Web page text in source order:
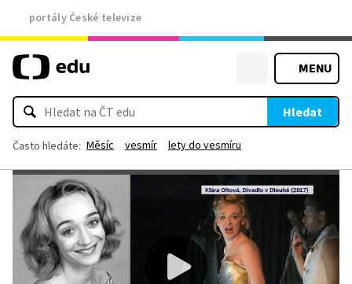
portály České televize
MENU
Hledat
Často hledáte: Měsíc vesmír lety do vesmíru